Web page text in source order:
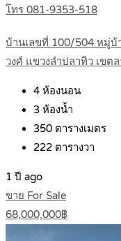
โทร 081-9353-518
บ้านเลขที่ 100/504 หมู่บ้
วงศ์ แขวงลำปลาทิว เขต
4 ห้องนอน
3 ห้องน้ำ
350 ตารางเมตร
222 ตารางวา
1 ปี ago
ขาย For Sale
68,000,000฿